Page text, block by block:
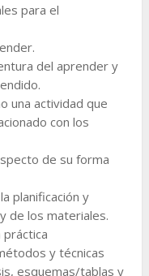
para el
del aprender y
una actividad que
con los
de su forma
planificación y
de los materiales.
y técnicas
esquemas/tablas y